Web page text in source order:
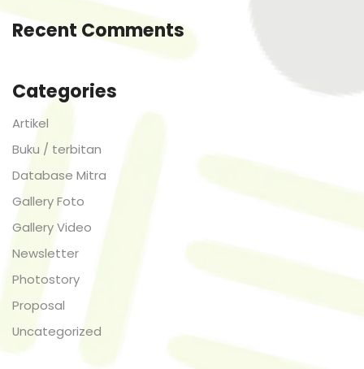
Recent Comments
Categories
Artikel
Buku / terbitan
Database Mitra
Gallery Foto
Gallery Video
Newsletter
Photostory
Proposal
Uncategorized